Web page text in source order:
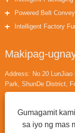
Powered Belt
Intelligent Factory
Makipag-
Address: No.20
Park, ShunDe District,
Email:Gumagamit
sa iyo ng mas